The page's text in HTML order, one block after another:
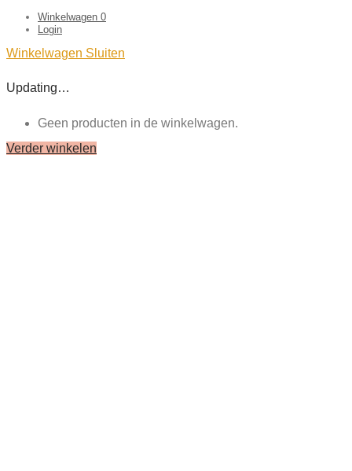
Winkelwagen 0
Login
Winkelwagen Sluiten
Updating…
Geen producten in de winkelwagen.
Verder winkelen